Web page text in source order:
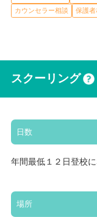
カウンセラー相談
保護者
スクーリング
日数
年間最低１２日登校
場所